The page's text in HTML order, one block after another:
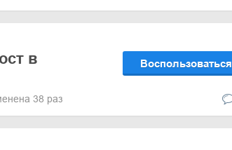
в
Воспользоваться
38 раз